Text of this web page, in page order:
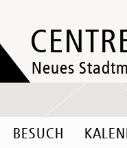
Neues
BESUCH